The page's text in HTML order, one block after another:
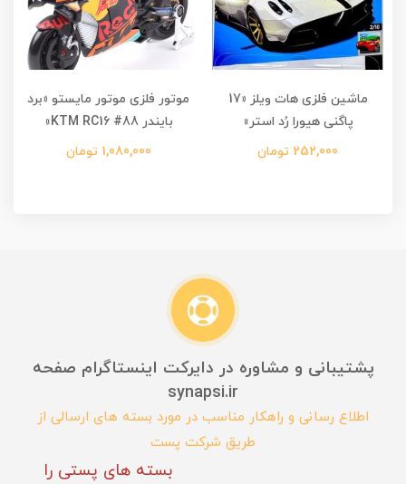
ماشین فلزی هات ویلز «17
پاگنی هیورا رُد استر»
252,000 تومان
موتور فلزی موتور مایستو «برد
بایندر KTM RC16 #88»
1,080,000 تومان
پشتیبانی و مشاوره در دایرکت اینستاگرام صفحه
synapsi.ir
اطلاع رسانی و راهکار مناسب در مورد بسته های ارسالی از
طریق شرکت پست
بسته های پستی را